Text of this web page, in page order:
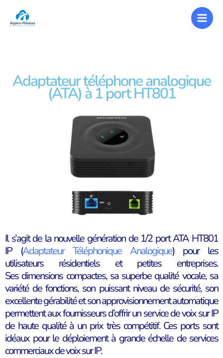
Adaptateur téléphone analogique
(ATA) à 1 port HT801
Il s’agit de la nouvelle génération de 1/2 port ATA HT801
IP (Adaptateur Téléphonique Analogique) pour les
utilisateurs résidentiels et petites entreprises.
Ses dimensions compactes, sa superbe qualité vocale, sa
variété de fonctions, son puissant niveau de sécurité, son
excellente gérabilité et son approvisionnement automatique
permettent aux fournisseurs d’offrir un service de voix sur IP
de haute qualité à un prix très compétitif. Ces ports sont
idéaux pour le déploiement à grande échelle de services
commerciaux de voix sur IP.